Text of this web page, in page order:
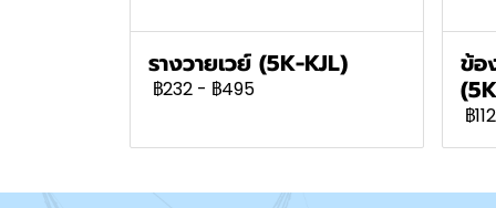
รางวายเวย์ (5K-KJL)
฿232 - ฿495
ข้อ
฿112